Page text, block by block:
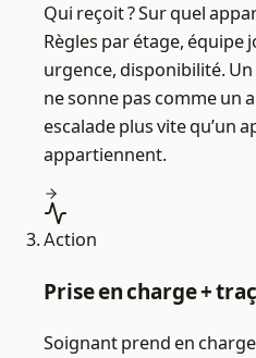
Qui reçoit ? Sur quel
Règles par étage, équipe
urgence, disponibilité.
ne sonne pas comme un
escalade plus vite qu’un
appartiennent.
Action
Prise en charge +
Soignant prend en